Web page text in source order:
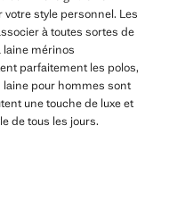
style personnel. Les
à toutes sortes de
laine mérinos
parfaitement les polos,
pour hommes sont
une touche de luxe et
de tous les jours.